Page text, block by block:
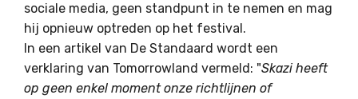
sociale media, geen standpunt in te nemen en mag
hij opnieuw optreden op het festival.
In een artikel van De Standaard wordt een
verklaring van Tomorrowland vermeld: "Skazi heeft
op geen enkel moment onze richtlijnen of